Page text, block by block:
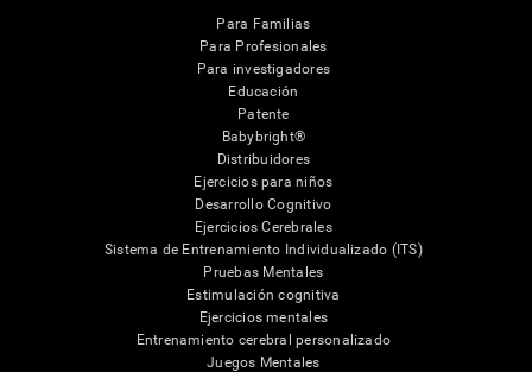
Para Familias
Para Profesionales
Para investigadores
Educación
Patente
Babybright®
Distribuidores
Ejercicios para niños
Desarrollo Cognitivo
Ejercicios Cerebrales
Sistema de Entrenamiento Individualizado (ITS)
Pruebas Mentales
Estimulación cognitiva
Ejercicios mentales
Entrenamiento cerebral personalizado
Juegos Mentales